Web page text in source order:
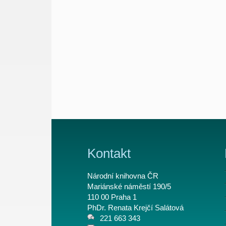
Kontakt
Národní knihovna ČR
Mariánské náměstí 190/5
110 00 Praha 1
PhDr. Renata Krejčí Salátová
221 663 343